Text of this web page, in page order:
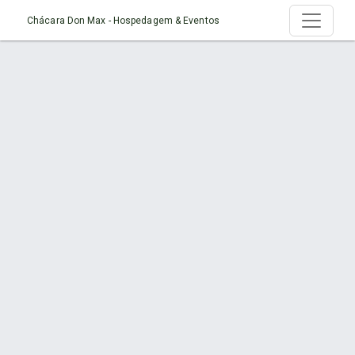
Chácara Don Max - Hospedagem & Eventos